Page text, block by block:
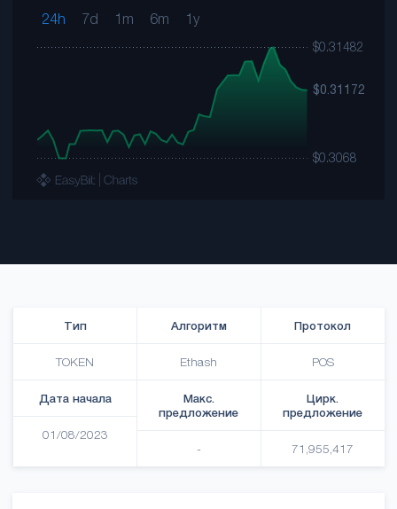
24h 7d 1m 6m 1y
Тип
TOKEN
Алгоритм
Ethash
Протокол
POS
Дата начала
01/08/2023
Макс.
предложение
-
Цирк.
предложение
71,955,417